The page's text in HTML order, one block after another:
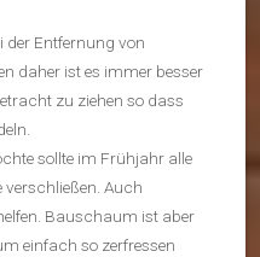
der Entfernung von
daher ist es immer besser
zu ziehen so dass
sollte im Frühjahr alle
verschließen. Auch
Bauschaum ist aber
einfach so zerfressen